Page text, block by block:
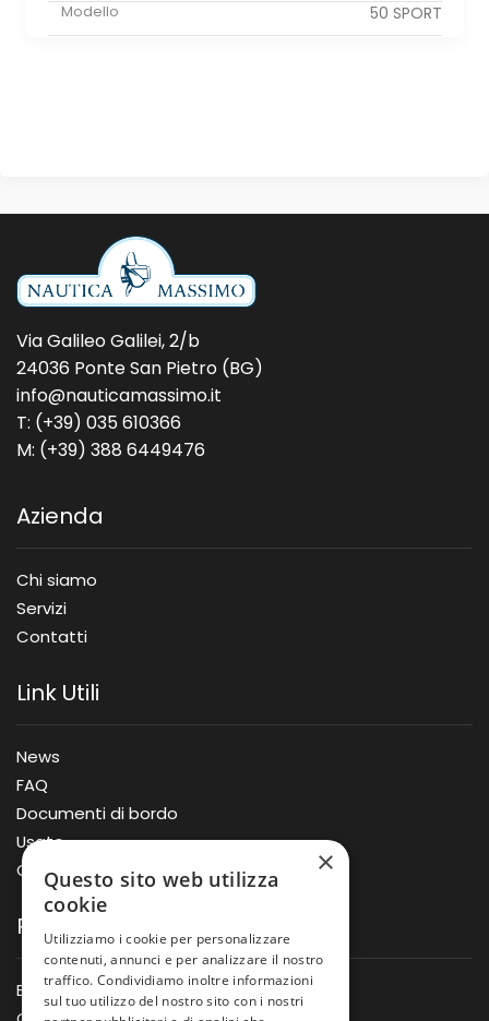
Modello 50 SPORT
Via Galileo Galilei, 2/b
24036 Ponte San Pietro (BG)
info@nauticamassimo.it
T: (+39) 035 610366
M: (+39) 388 6449476
Azienda
Chi siamo
Servizi
Contatti
Link Utili
News
FAQ
Documenti di bordo
Usato
Offerte
Prodotti
Barche
×
Questo sito web utilizza
cookie
Utilizziamo i cookie per personalizzare
contenuti, annunci e per analizzare il nostro
traffico. Condividiamo inoltre informazioni
sul tuo utilizzo del nostro sito con i nostri